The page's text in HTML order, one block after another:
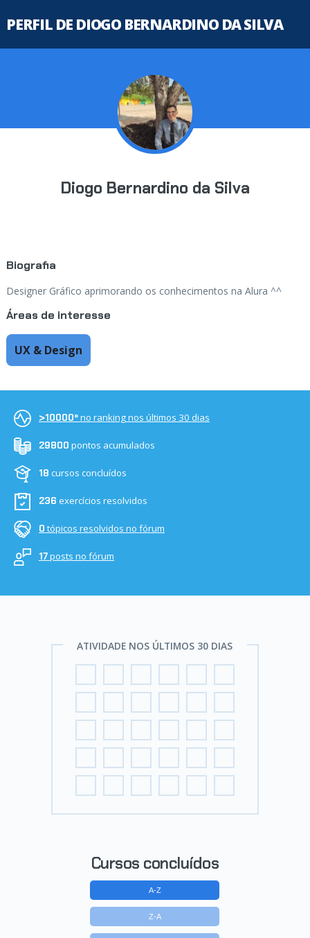
PERFIL DE DIOGO BERNARDINO DA SILVA
Diogo Bernardino da Silva
Biografia
Designer Gráfico aprimorando os conhecimentos na Alura ^^
Áreas de interesse
UX & Design
>10000ºno ranking nos últimos 30 dias
29800 pontos acumulados
18 cursos concluídos
236 exercícios resolvidos
0 tópicos resolvidos no fórum
17posts no fórum
ATIVIDADE NOS ÚLTIMOS 30 DIAS
Cursos concluídos
A-Z
Z-A